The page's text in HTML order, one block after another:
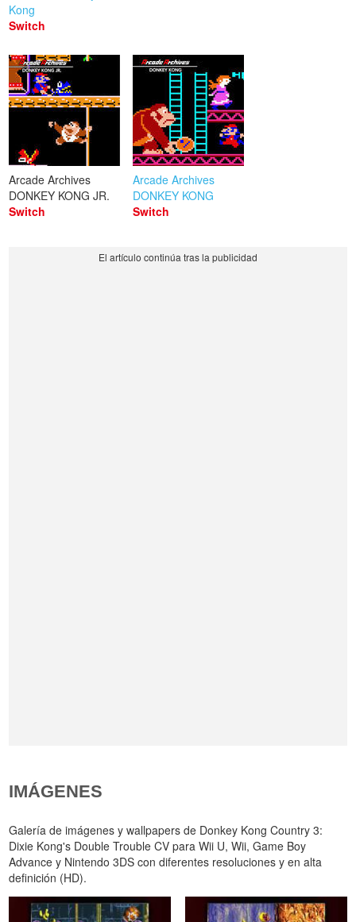
Kong
Switch
Arcade Archives
DONKEY KONG JR.
Switch
Arcade Archives
DONKEY KONG
Switch
IMÁGENES
Galería de imágenes y wallpapers de Donkey Kong Country 3:
Dixie Kong's Double Trouble CV para Wii U, Wii, Game Boy
Advance y Nintendo 3DS con diferentes resoluciones y en alta
definición (HD).